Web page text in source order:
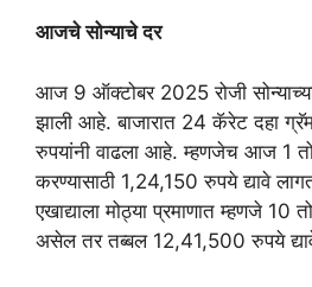
आजचे सोन्याचे दर
आज 9 ऑक्टोबर 2025 रोजी
झाली आहे. बाजारात 24 कॅरेट दहा
रुपयांनी वाढला आहे. म्हणजेच आज 1
करण्यासाठी 1,24,150 रुपये द्यावे
एखाद्याला मोठ्या प्रमाणात म्हणजे 10
असेल तर तब्बल 12,41,500 रुपये